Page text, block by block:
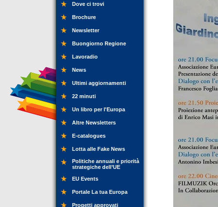
Dove ci trovi
Brochure
Newsletter
Buongiorno Regione
Lavoradio
News
Ultimi aggiornamenti
22 minuti
Un libro per l'Europa
Altre Newsletters
E-catalogues
Lotta alle Fake News
Politiche annuali e priorità
strategiche dell’UE
EU Events
Portale La tua Europa
Progetti approvati